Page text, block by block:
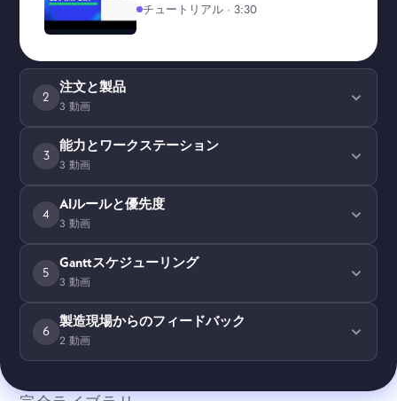
チュートリアル · 3:30
2
注文と製品
3 動画
3
能力とワークステーション
3 動画
4
AIルールと優先度
3 動画
5
Ganttスケジューリング
3 動画
6
製造現場からのフィードバック
2 動画